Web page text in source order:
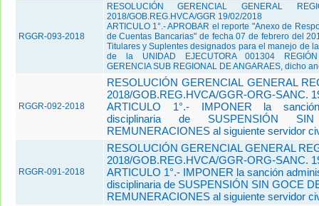
RGGR-093-2018
RESOLUCIÓN GERENCIAL GENERAL
2018/GOB.REG.HVCA/GGR 19/02/2018
ARTICULO 1°.- APROBAR el reporte "Anexo de
de Cuentas Bancarias" de fecha 07 de febrero del
Titulares y Suplentes designados para el manejo de
de la UNIDAD EJECUTORA 001304 REGIÓN
GERENCIA SUB REGIONAL DE ANGARAES, dicho
RGGR-092-2018
RESOLUCIÓN GERENCIAL GENERAL
2018/GOB.REG.HVCA/GGR-ORG-SANC.
ARTICULO 1°.- IMPONER la
disciplinaria de SUSPENSIÓN
REMUNERACIONES al siguiente servidor
RGGR-091-2018
RESOLUCIÓN GERENCIAL GENERAL
2018/GOB.REG.HVCA/GGR-ORG-SANC.
ARTICULO 1°.- IMPONER la sanción
disciplinaria de SUSPENSIÓN SIN GOCE
REMUNERACIONES al siguiente servidor